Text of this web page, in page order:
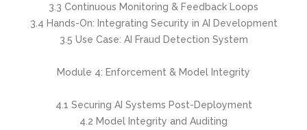
3.3 Continuous Monitoring & Feedback Loops
3.4 Hands-On: Integrating Security in AI Development
3.5 Use Case: AI Fraud Detection System
Module 4: Enforcement & Model Integrity
4.1 Securing AI Systems Post-Deployment
4.2 Model Integrity and Auditing